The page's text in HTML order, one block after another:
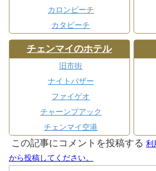
カロンビーチ
カタビーチ
チェンマイのホテル
旧市街
ナイトバザー
ファイゲオ
チャーンプアック
チェンマイ空港